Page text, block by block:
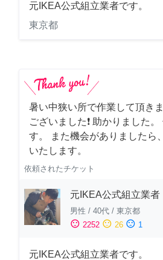
元IKEA公式組立業者です。
東京都
暑い中狭い所で作業して頂き
ございました❗️ 助かりました
す。 また機会がありましたら
いたします。
依頼されたチケット
元IKEA公式組立業
男性 / 40代 / 東京都
sentiment_satisfied 2252 sentiment_neutral 26 sentiment_dissatisfied 1
元IKEA公式組立業者です。